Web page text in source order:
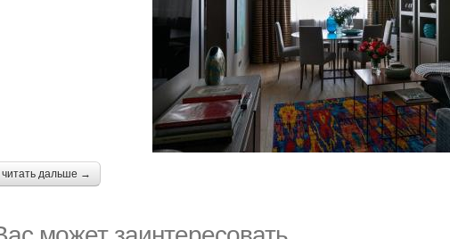
читать дальше →